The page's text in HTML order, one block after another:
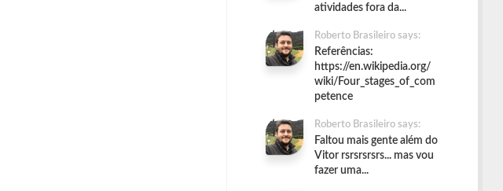
atividades fora da...
Roberto Brasileiro says:
Referências:
https://en.wikipedia.org/
wiki/Four_stages_of_com
petence
Roberto Brasileiro says:
Faltou mais gente além do
Vitor rsrsrsrsrs... mas vou
fazer uma...